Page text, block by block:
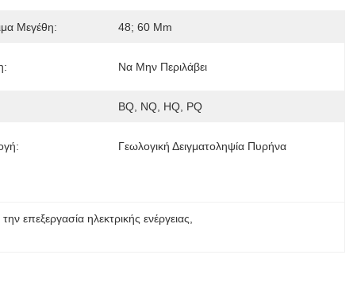
Μεγέθη: 48; 60 Mm
Να Μην Περιλάβει
BQ, NQ, HQ, PQ
Γεωλογική Δειγματοληψία Πυρήνα
επεξεργασία ηλεκτρικής ενέργειας